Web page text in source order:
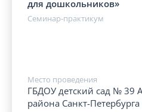
для дошкольников»
Семинар-практикум
Место проведения
ГБДОУ детский сад № 39
района Санкт-Петербурга